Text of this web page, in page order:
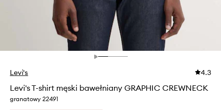
Levi's 4.3
Levi's T-shirt męski bawełniany GRAPHIC CREWNECK
granatowy 22491